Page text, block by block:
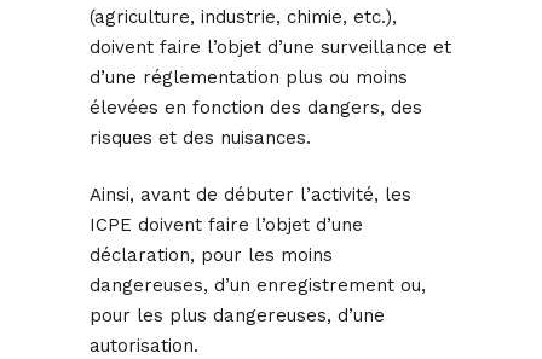
(agriculture, industrie, chimie, etc.),
doivent faire l’objet d’une surveillance et
d’une réglementation plus ou moins
élevées en fonction des dangers, des
risques et des nuisances.
Ainsi, avant de débuter l’activité, les
ICPE doivent faire l’objet d’une
déclaration, pour les moins
dangereuses, d’un enregistrement ou,
pour les plus dangereuses, d’une
autorisation.